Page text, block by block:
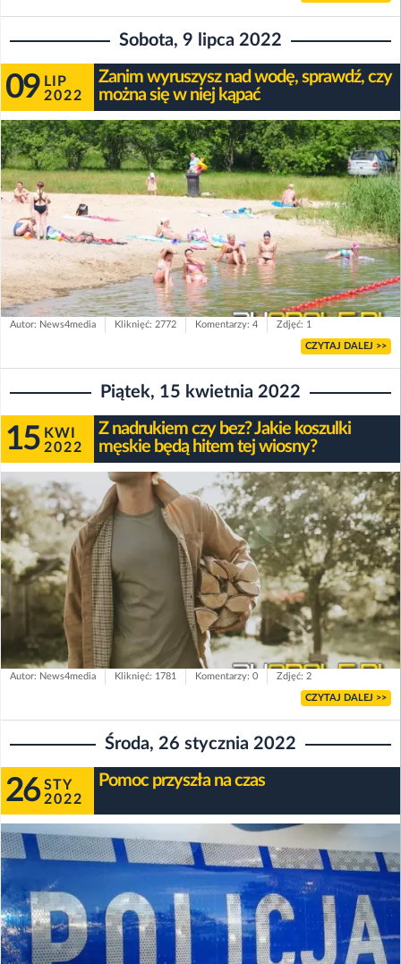
Sobota, 9 lipca 2022
09 LIP
2022
Zanim wyruszysz nad wodę, sprawdź, czy
można się w niej kąpać
Autor: News4media Kliknięć: 2772 Komentarzy: 4 Zdjęć: 1
CZYTAJ DALEJ >>
Piątek, 15 kwietnia 2022
15 KWI
2022
Z nadrukiem czy bez? Jakie koszulki
męskie będą hitem tej wiosny?
Autor: News4media Kliknięć: 1781 Komentarzy: 0 Zdjęć: 2
CZYTAJ DALEJ >>
Środa, 26 stycznia 2022
26 STY
2022
Pomoc przyszła na czas